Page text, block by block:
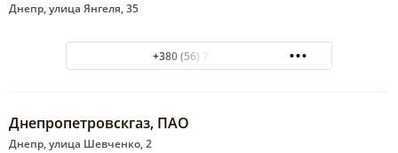
Днепр, улица Янгеля, 35
+380 (56) 7922127
Днепропетровскгаз, ПАО
Днепр, улица Шевченко, 2